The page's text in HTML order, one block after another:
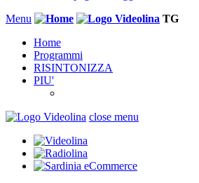
Menu
TG
Home
Programmi
RISINTONIZZA
PIU'
close menu